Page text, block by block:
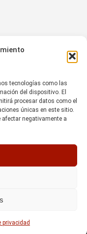
tecnologías como las
del dispositivo. El
procesar datos como el
únicas en este sitio.
afectar negativamente a
privacidad